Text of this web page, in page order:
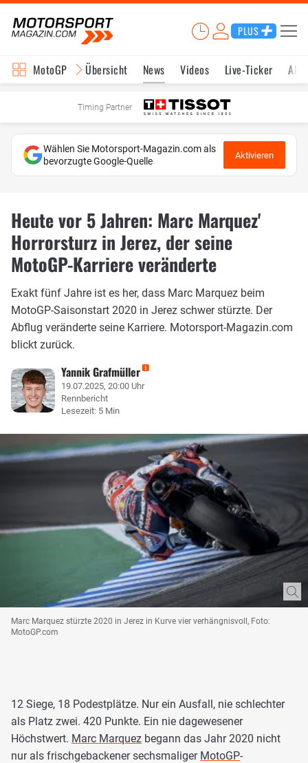
PLUS
MotoGP Übersicht News Videos Live-Ticker
Timing Partner
Wählen Sie Motorsport-Magazin.com als
bevorzugte Google-Quelle
Aktivieren
Heute vor 5 Jahren: Marc Marquez'
Horrorsturz in Jerez, der seine
MotoGP-Karriere veränderte
Exakt fünf Jahre ist es her, dass Marc Marquez beim
MotoGP-Saisonstart 2020 in Jerez schwer stürzte. Der
Abflug veränderte seine Karriere. Motorsport-Magazin.com
blickt zurück.
Yannik Grafmüller
19.07.2025, 20:00 Uhr
Rennbericht
Lesezeit: 5 Min
Marc Marquez stürzte 2020 in Jerez in Kurve vier verhängnisvoll, Foto:
MotoGP.com
12 Siege, 18 Podestplätze. Nur ein Ausfall, nie schlechter
als Platz zwei. 420 Punkte. Ein nie dagewesener
Höchstwert. Marc Marquez begann das Jahr 2020 nicht
nur als frischgebackener sechsmaliger MotoGP-